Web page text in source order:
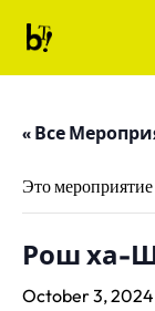
Ballet Tech
« Все
Это
Рош ха-
October 3, 2024